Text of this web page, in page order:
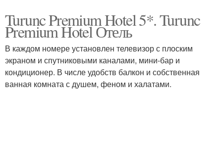
Turunc Premium Hotel 5*. Turunc
Premium Hotel Отель
В каждом номере установлен телевизор с плоским
экраном и спутниковыми каналами, мини-бар и
кондиционер. В числе удобств балкон и собственная
ванная комната с душем, феном и халатами.